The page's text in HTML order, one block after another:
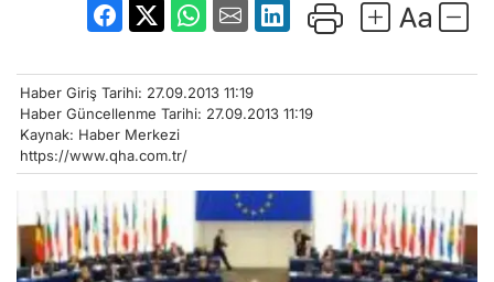
Haber Giriş Tarihi: 27.09.2013 11:19
Haber Güncellenme Tarihi: 27.09.2013 11:19
Kaynak: Haber Merkezi
https://www.qha.com.tr/